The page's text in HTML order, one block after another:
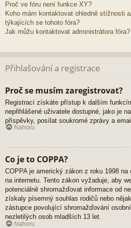
Proč ve fóru není funkce XY?
Koho mám kontaktovat ohledně stížnosti
týkajících se tohoto fóra?
Jak můžu kontaktovat administrátora fóra?
Přihlašování a registrace
Proč se musím zaregistrovat?
Registrací získáte přístup k dalším
nepřihlášené uživatele dostupné, jako je
příspěvky, posílat soukromé zprávy a
Nahoru
Co je to COPPA?
COPPA je americký zákon z roku 1998
na internetu. Tento zákon vyžaduje, aby
potenciálně shromažďovat informace od
získaly písemný souhlas rodičů nebo
zástupce povolující shromažďování
nezletilých osob mladších 13 let.
Nahoru